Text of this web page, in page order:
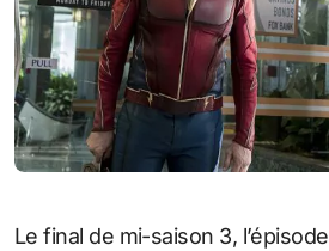
Le final de mi-saison 3, l’épisode 3×09 de The Flash